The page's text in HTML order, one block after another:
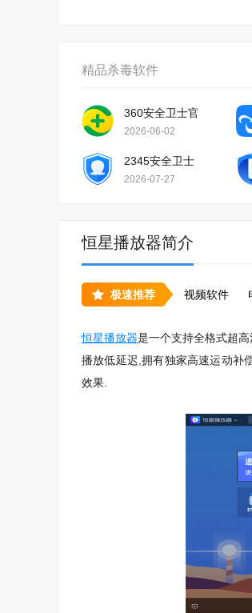
精品杀毒软件
360安全卫士官方版
2026-06-02
2345安全卫士
2026-07-27
恒星播放器简介
极速推荐 视频软件
恒星播放器是一个支持全格式超
播放低延迟,拥有独家高速运动补
效果.